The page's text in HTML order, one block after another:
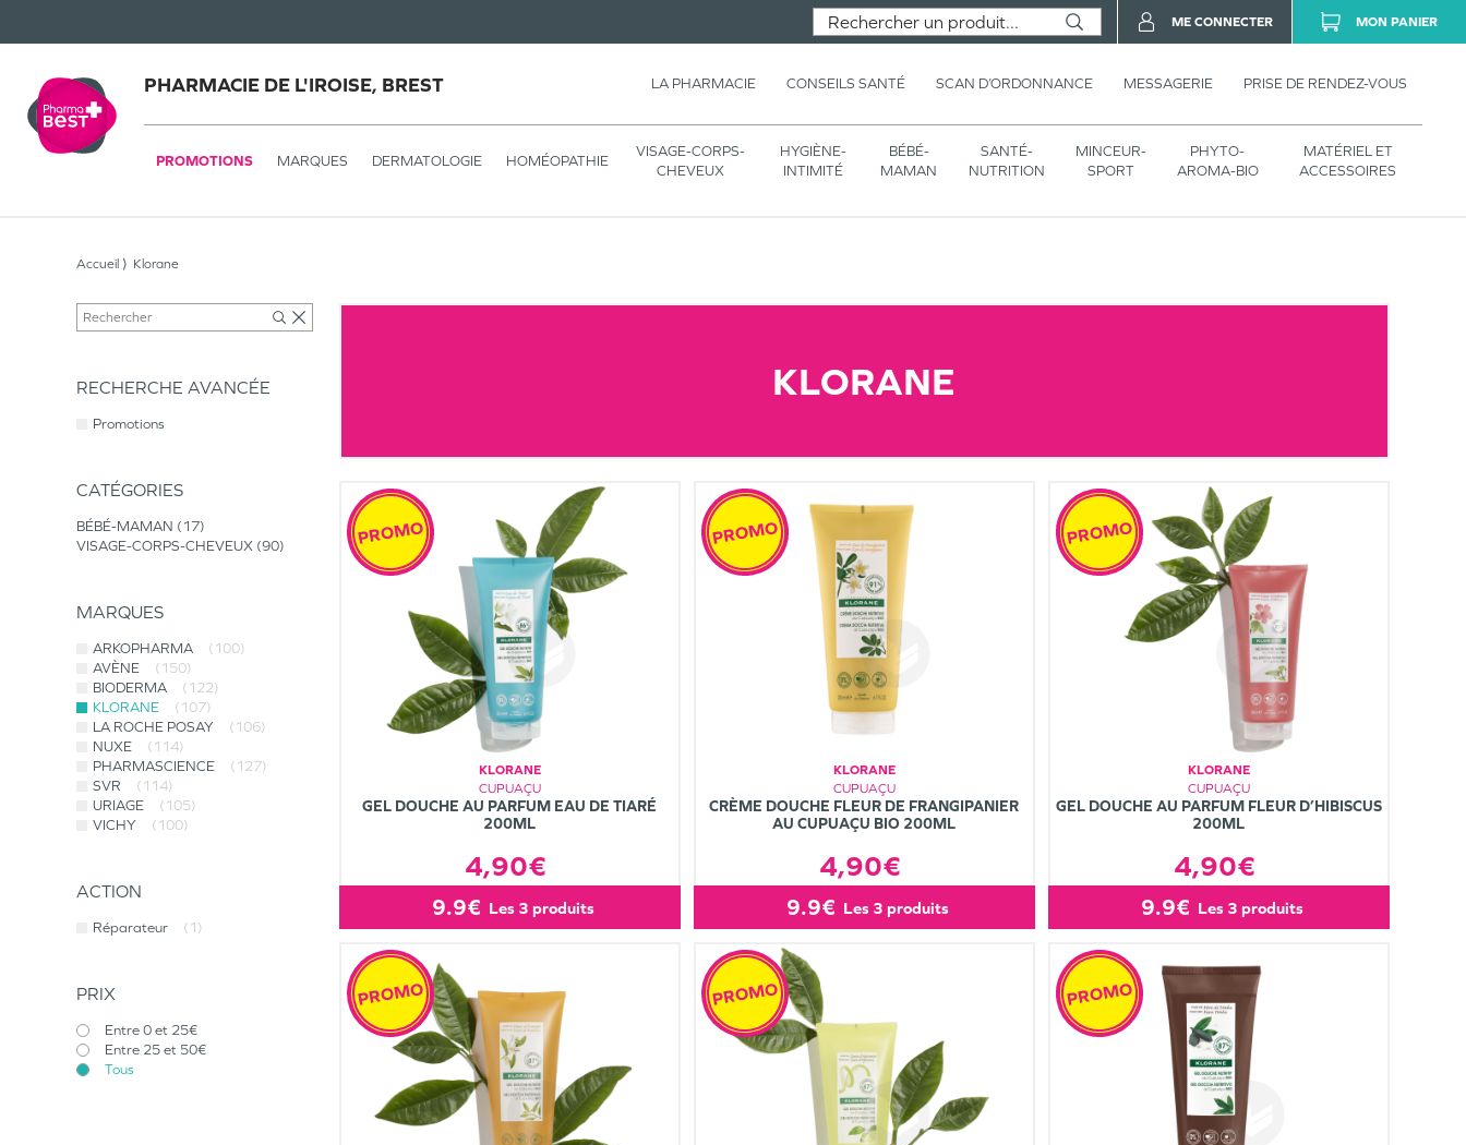
PHARMACIE DE L'IROISE, BREST LA PHARMACIE CONSEILS SANTÉ SCAN D’ORDONNANCE MESSAGERIE PRISE DE RENDEZ-VOUS
PROMOTIONS MARQUES DERMATOLOGIE HOMÉOPATHIE
VISAGE-CORPS-
CHEVEUX
HYGIÈNE-
INTIMITÉ
BÉBÉ-
MAMAN
SANTÉ-
NUTRITION
MINCEUR-
SPORT
PHYTO-
AROMA-BIO
MATÉRIEL ET
ACCESSOIRES
ME CONNECTER MON PANIER
Accueil Klorane
RECHERCHE AVANCÉE
Promotions
CATÉGORIES
BÉBÉ-MAMAN
17
VISAGE-CORPS-CHEVEUX 90
MARQUES
ARKOPHARMA
(100)
AVÈNE
(150)
BIODERMA
(122)
KLORANE
(107)
LA ROCHE POSAY
(106)
NUXE
(114)
PHARMASCIENCE
(127)
SVR
(114)
URIAGE
(105)
VICHY
(100)
ACTION
Réparateur (1)
PRIX
Entre 0 et 25€
Entre 25 et 50€
Tous
KLORANE
KLORANE
CUPUAÇU
GEL DOUCHE AU PARFUM EAU DE TIARÉ
200ML
4,90€
PROMO
9.9€ les 3 produits
KLORANE
CUPUAÇU
CRÈME DOUCHE FLEUR DE FRANGIPANIER
AU CUPUAÇU BIO 200ML
4,90€
PROMO
9.9€ les 3 produits
KLORANE
CUPUAÇU
GEL DOUCHE AU PARFUM FLEUR D’HIBISCUS
200ML
4,90€
PROMO
9.9€ les 3 produits
PROMO PROMO PROMO